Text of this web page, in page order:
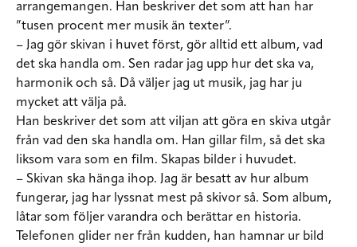
arrangemangen. Han beskriver det som att han har
”tusen procent mer musik än texter”.
– Jag gör skivan i huvet först, gör alltid ett album, vad
det ska handla om. Sen radar jag upp hur det ska va,
harmonik och så. Då väljer jag ut musik, jag har ju
mycket att välja på.
Han beskriver det som att viljan att göra en skiva utgår
från vad den ska handla om. Han gillar film, så det ska
liksom vara som en film. Skapas bilder i huvudet.
– Skivan ska hänga ihop. Jag är besatt av hur album
fungerar, jag har lyssnat mest på skivor så. Som album,
låtar som följer varandra och berättar en historia.
Telefonen glider ner från kudden, han hamnar ur bild